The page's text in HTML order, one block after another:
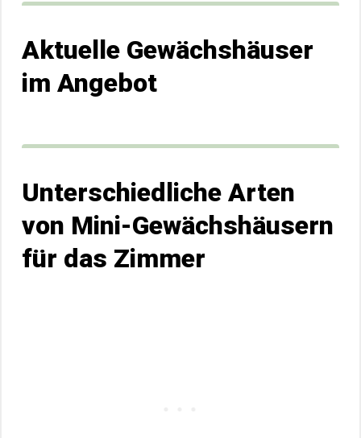
Aktuelle Gewächshäuser
im Angebot
Unterschiedliche Arten
von Mini-Gewächshäusern
für das Zimmer